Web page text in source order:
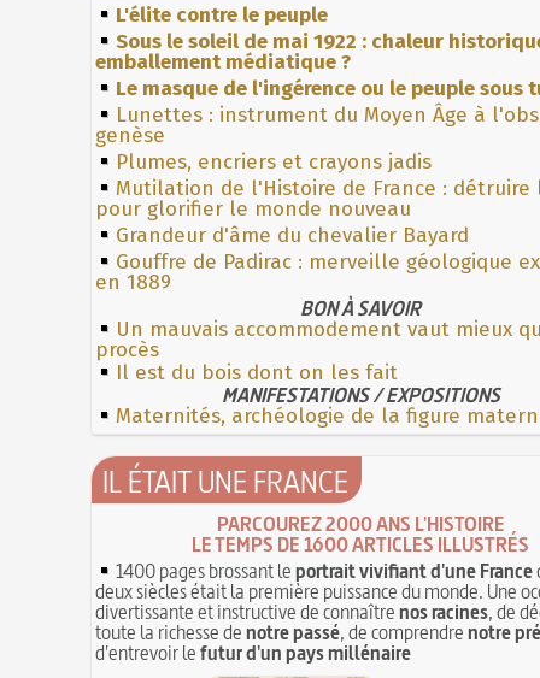
L'élite contre le peuple
Sous le soleil de mai 1922 : chaleur
emballement médiatique ?
Le masque de l'ingérence ou le peuple sous
Lunettes : instrument du Moyen Âge à
genèse
Plumes, encriers et crayons jadis
Mutilation de l'Histoire de France : détruire
pour glorifier le monde nouveau
Grandeur d'âme du chevalier Bayard
Gouffre de Padirac : merveille géologique
en 1889
BON À SAVOIR
Un mauvais accommodement vaut mieux
procès
Il est du bois dont on les fait
MANIFESTATIONS / EXPOSITIONS
Maternités, archéologie de la figure
IL ÉTAIT UNE FRANCE
PARCOUREZ 2000 ANS L'HISTOIRE
LE TEMPS DE 1600 ARTICLES ILLUSTRÉS
1400 pages brossant leportrait vivifiant d'une France
deux siècles était la première puissance du monde. Une
divertissante et instructive de connaîtrenos racines, de
toute la richesse denotre passé, de comprendrenotre
d'entrevoir lefutur d'un pays millénaire